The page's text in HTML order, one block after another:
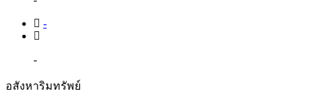
-
-
อสังหาริมทรัพย์